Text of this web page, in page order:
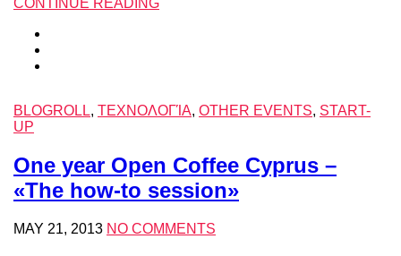
CONTINUE READING
BLOGROLL, ΤΕΧΝΟΛΟΓΊΑ, OTHER EVENTS, START-
UP
One year Open Coffee Cyprus –
«The how-to session»
MAY 21, 2013 NO COMMENTS